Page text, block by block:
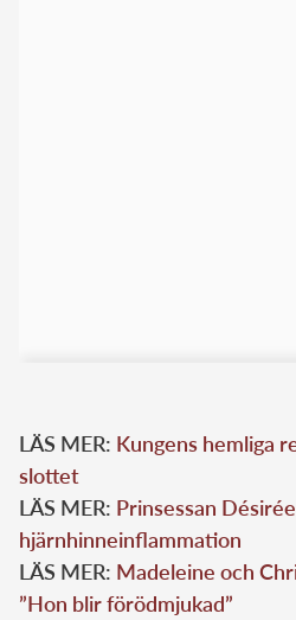
LÄS MER: Kungens hemliga
slottet
LÄS MER: Prinsessan
hjärnhinneinflammation
LÄS MER: Madeleine och
”Hon blir förödmjukad”